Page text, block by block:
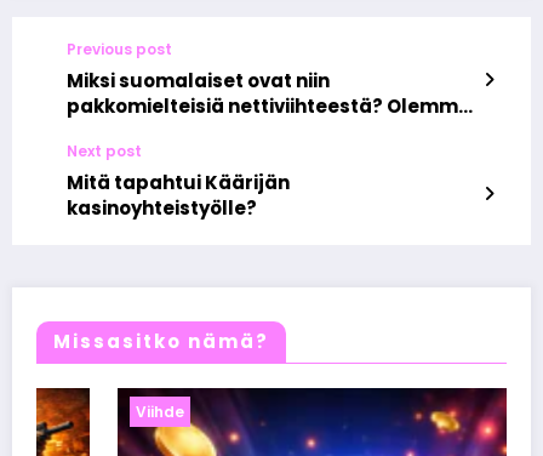
Previous post
Miksi suomalaiset ovat niin
pakkomielteisiä nettiviihteestä? Olemme
Next post
Mitä tapahtui Käärijän
kasinoyhteistyölle?
Missasitko nämä?
Viihde